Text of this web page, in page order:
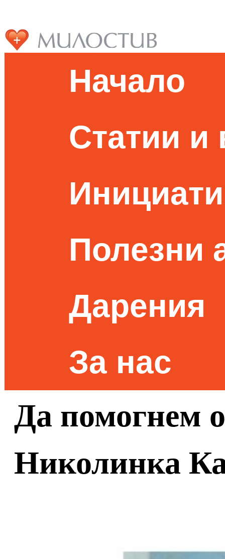
Начало
Статии и
Полезни
Дарения
За нас
Да помогнем
Николинка